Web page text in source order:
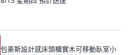
包豪斯設計感床頭櫃實木可移動臥室小